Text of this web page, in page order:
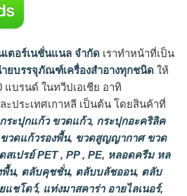
ตอร์เนชั่นแนล จำกัด เราทำหน้าที่เป็น
ยบรรจุภัณฑ์เครื่องสำอางทุกชนิด ให้
บรนด์ ในทวีปเอเชีย อาทิ
ะประเทศเกาหลี เป็นต้น โดยสินค้าที่
กระปุกแก้ว ขวดแก้ว, กระปุกอะคริลิค
วดแก้วรองพื้น, ขวดสูญญากาศ ขวด
สเปรย์ PET , PP , PE, หลอดครีม หล
พื้น, ตลับคุชชั่น, ตลับบลัชออน, ตลับ
แชโดว์, แท่งมาสคาร่า อายไลเนอร์,